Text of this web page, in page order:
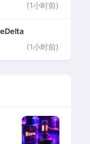
(1小时前)
(1小时前)